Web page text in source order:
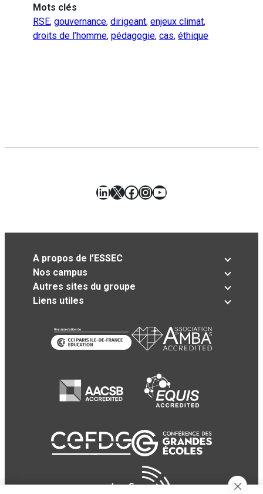
Mots clés
RSE, gouvernance, dirigeant, enjeux climat,
droits de l’homme, pédagogie, cas, éthique
LinkedIn
X Facebook
Instagram
YouTube
A propos de l’ESSEC
Nos campus
Autres sites du groupe
Liens utiles